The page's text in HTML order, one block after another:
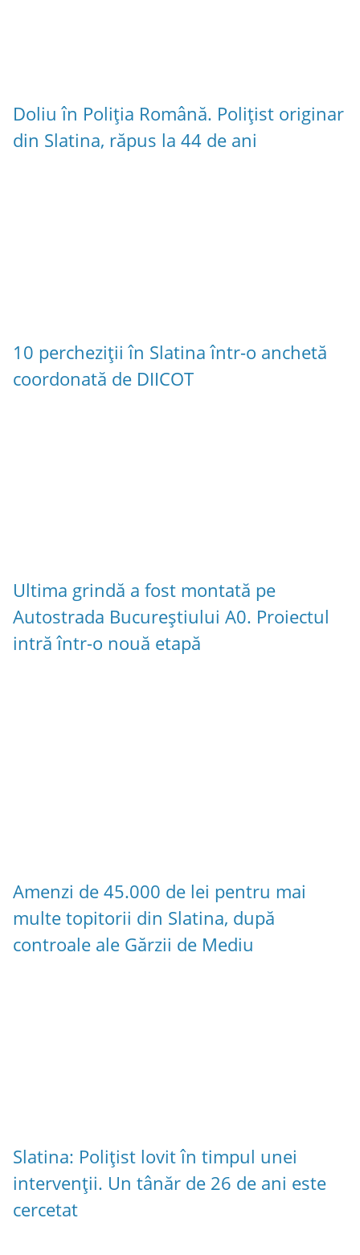
Doliu în Poliția Română. Polițist originar
din Slatina, răpus la 44 de ani
10 percheziții în Slatina într-o anchetă
coordonată de DIICOT
Ultima grindă a fost montată pe
Autostrada Bucureștiului A0. Proiectul
intră într-o nouă etapă
Amenzi de 45.000 de lei pentru mai
multe topitorii din Slatina, după
controale ale Gărzii de Mediu
Slatina: Polițist lovit în timpul unei
intervenții. Un tânăr de 26 de ani este
cercetat